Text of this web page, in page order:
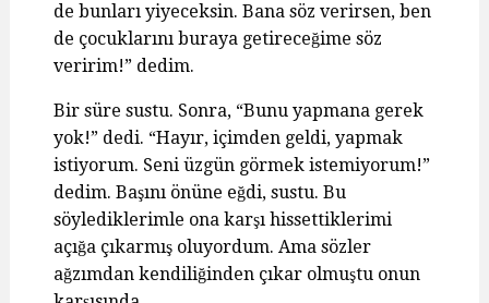
de bunları yiyeceksin. Bana söz verirsen, ben
de çocuklarını buraya getireceğime söz
veririm!” dedim.
Bir süre sustu. Sonra, “Bunu yapmana gerek
yok!” dedi. “Hayır, içimden geldi, yapmak
istiyorum. Seni üzgün görmek istemiyorum!”
dedim. Başını önüne eğdi, sustu. Bu
söylediklerimle ona karşı hissettiklerimi
açığa çıkarmış oluyordum. Ama sözler
ağzımdan kendiliğinden çıkar olmuştu onun